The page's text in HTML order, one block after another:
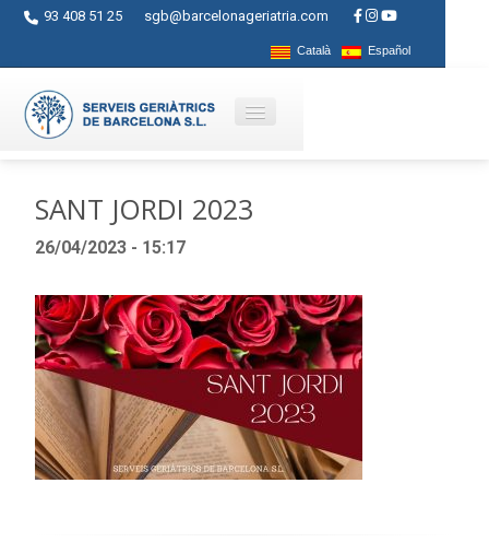
93 408 51 25 sgb@barcelonageriatria.com
Català Español
Serveis
Centres
Ajuts
Contacte
Blog
SANT JORDI 2023
26/04/2023 - 15:17